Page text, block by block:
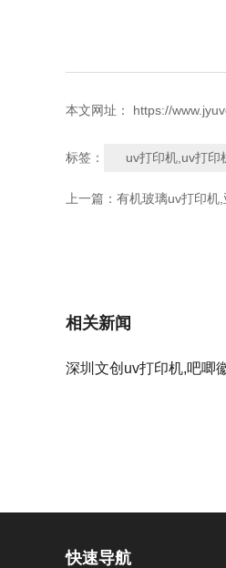
本文网址： https://
标签： uv打印机,uv打印
上一篇： 有机玻璃uv打印机
相关新闻
深圳文创uv打印机,吧唧
快速导航